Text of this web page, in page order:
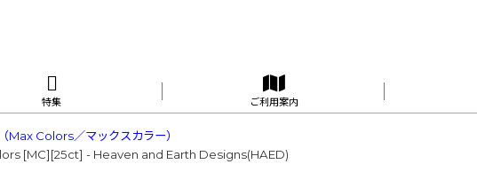
特集 ご利用案内
Max Colors／マックスカラー）
[MC][25ct] - Heaven and Earth Designs(HAED)